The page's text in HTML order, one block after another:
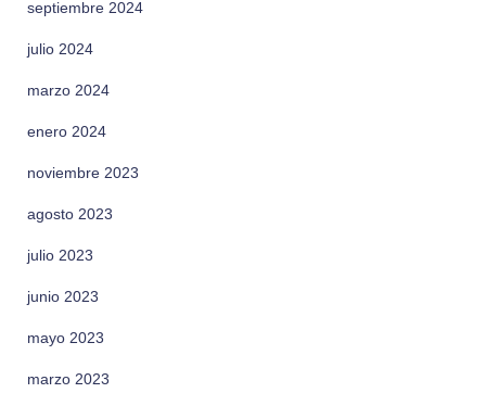
septiembre 2024
julio 2024
marzo 2024
enero 2024
noviembre 2023
agosto 2023
julio 2023
junio 2023
mayo 2023
marzo 2023